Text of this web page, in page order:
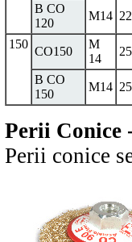
B CO
120
M14 22
150
CO150
M
14
25
B CO
150
M14 25
Perii Conice
Perii conice